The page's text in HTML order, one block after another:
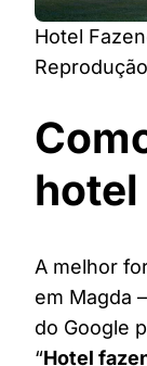
Hotel
hotel
A melhor
em Magda
do Google
“Hotel